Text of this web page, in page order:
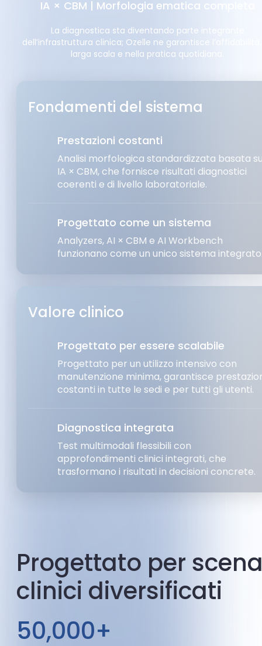
IA × CBM | Morfologia ematica completa
La diagnostica sta diventando parte integrante
dell’infrastruttura clinica; Ozelle ne garantisce
larga scala e nella pratica quotidiana.
Fondamenti del sistema
Prestazioni costanti
Analisi morfologica standardizzata basata
IA × CBM, che fornisce risultati diagnostici
coerenti e di livello laboratoriale.
Progettato come un sistema
Analyzers, AI × CBM e AI Workbench
funzionano come un unico sistema
Valore clinico
Progettato per essere scalabile
Progettato per un utilizzo intensivo con
manutenzione minima, garantisce
costanti in tutte le sedi e per tutti gli utenti.
Diagnostica integrata
Test multimodali flessibili con
approfondimenti clinici integrati, che
trasformano i risultati in decisioni concrete.
Progettato per
clinici diversificati
50,000+